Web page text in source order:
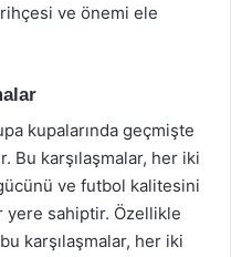
ve önemi ele
kupalarında geçmişte
Bu karşılaşmalar, her iki
ve futbol kalitesini
yere sahiptir. Özellikle
karşılaşmalar, her iki